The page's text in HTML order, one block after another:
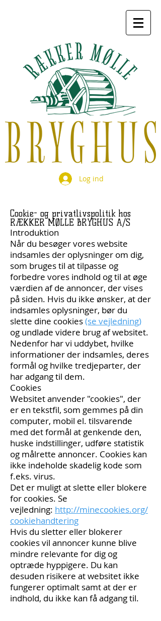
Log ind
Cookie- og privatlivspolitik hos
RÆKKER MØLLE BRYGHUS A/S
Introduktion
Når du besøger vores website
indsamles der oplysninger om dig,
som bruges til at tilpasse og
forbedre vores indhold og til at øge
værdien af de annoncer, der vises
på siden. Hvis du ikke ønsker, at der
indsamles oplysninger, bør du
slette dine cookies(se vejledning)
og undlade videre brug af websitet.
Nedenfor har vi uddybet, hvilke
informationer der indsamles, deres
formål og hvilke tredjeparter, der
har adgang til dem.
Cookies
Websitet anvender "cookies", der
er en tekstfil, som gemmes på din
computer, mobil el. tilsvarende
med det formål at genkende den,
huske indstillinger, udføre statistik
og målrette annoncer. Cookies kan
ikke indeholde skadelig kode som
f.eks. virus.
Det er muligt at slette eller blokere
for cookies. Se
vejledning: http://minecookies.org/
cookiehandtering
Hvis du sletter eller blokerer
cookies vil annoncer kunne blive
mindre relevante for dig og
optræde hyppigere. Du kan
desuden risikere at websitet ikke
fungerer optimalt samt at der er
indhold, du ikke kan få adgang til.